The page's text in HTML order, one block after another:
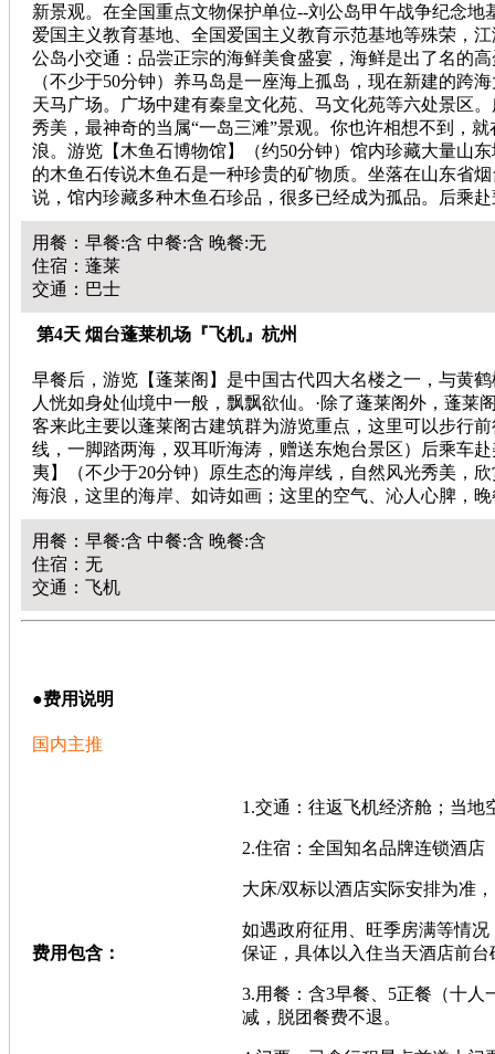
新景观。在全国重点文物保护单位--刘公岛甲午战争纪念
爱国主义教育基地、全国爱国主义教育示范基地等殊荣，
公岛小交通：品尝正宗的海鲜美食盛宴，海鲜是出了名的
（不少于50分钟）养马岛是一座海上孤岛，现在新建的跨
天马广场。广场中建有秦皇文化苑、马文化苑等六处景区
秀美，最神奇的当属“一岛三滩”景观。你也许相想不到，
浪。游览【木鱼石博物馆】（约50分钟）馆内珍藏大量山
的木鱼石传说木鱼石是一种珍贵的矿物质。坐落在山东省
说，馆内珍藏多种木鱼石珍品，很多已经成为孤品。后乘
用餐：早餐:含 中餐:含 晚餐:无
住宿：蓬莱
交通：巴士
第4天 烟台蓬莱机场『飞机』杭州
早餐后，游览【蓬莱阁】是中国古代四大名楼之一，与黄
人恍如身处仙境中一般，飘飘欲仙。·除了蓬莱阁外，蓬
客来此主要以蓬莱阁古建筑群为游览重点，这里可以步行
线，一脚踏两海，双耳听海涛，赠送东炮台景区）后乘车
夷】（不少于20分钟）原生态的海岸线，自然风光秀美，
海浪，这里的海岸、如诗如画；这里的空气、沁人心脾，
用餐：早餐:含 中餐:含 晚餐:含
住宿：无
交通：飞机
●费用说明
国内主推
费用包含：
1.交通：往返飞机经济舱；当
2.住宿：全国知名品牌连锁酒
大床/双标以酒店实际安排为准
如遇政府征用、旺季房满等情
保证，具体以入住当天酒店前
3.用餐：含3早餐、5正餐（十
减，脱团餐费不退。